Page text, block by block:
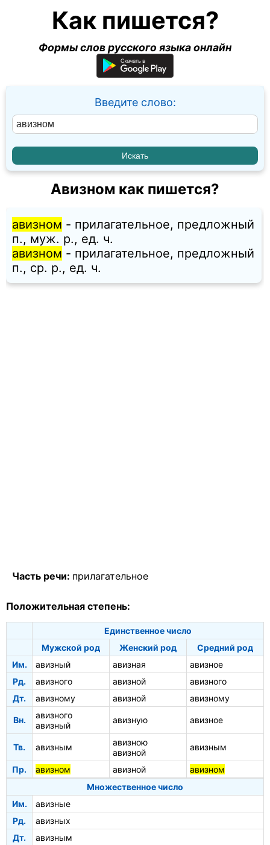
Как пишется?
Формы слов русского языка онлайн
Введите слово:
Авизном как пишется?
авизном - прилагательное, предложный
п., муж. p., ед. ч.
авизном - прилагательное, предложный
п., ср. p., ед. ч.
Часть речи: прилагательное
Положительная степень:
Единственное число
Мужской род
Женский род
Средний род
Им.
авизный авизная
авизное
Рд.
авизного авизной
авизного
Дт.
авизному авизной авизному
Вн.
авизного
авизный
авизную авизное
Тв. авизным
авизною
авизной
авизным
Пр. авизном авизной
авизном
Множественное число
Им.
авизные
Рд.
авизных
Дт.
авизным